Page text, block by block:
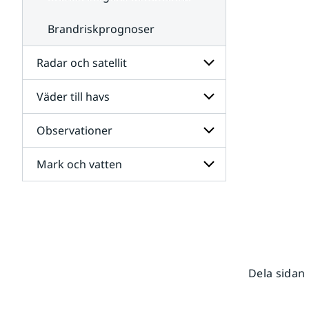
Brandriskprognoser
Radar och satellit
Undersidor
för
Radar
och
satellit
Väder till havs
Undersidor
för
Väder
till
havs
Observationer
Undersidor
för
Mark och vatten
Dela sidan